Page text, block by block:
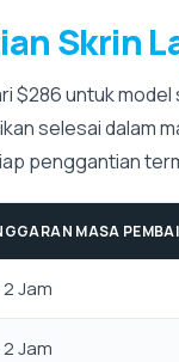
Skrin
$286 untuk
selesai dalam
penggantian
MASA
2 Jam
2 Jam